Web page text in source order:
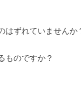
はずれていませんか
ものですか？